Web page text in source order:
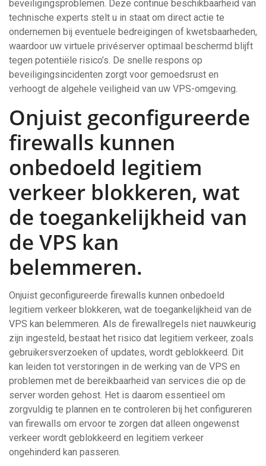
beveiligingsproblemen. Deze continue beschikbaarheid van
technische experts stelt u in staat om direct actie te
ondernemen bij eventuele bedreigingen of kwetsbaarheden,
waardoor uw virtuele privéserver optimaal beschermd blijft
tegen potentiële risico’s. De snelle respons op
beveiligingsincidenten zorgt voor gemoedsrust en
verhoogt de algehele veiligheid van uw VPS-omgeving.
Onjuist geconfigureerde
firewalls kunnen
onbedoeld legitiem
verkeer blokkeren, wat
de toegankelijkheid van
de VPS kan
belemmeren.
Onjuist geconfigureerde firewalls kunnen onbedoeld
legitiem verkeer blokkeren, wat de toegankelijkheid van de
VPS kan belemmeren. Als de firewallregels niet nauwkeurig
zijn ingesteld, bestaat het risico dat legitiem verkeer, zoals
gebruikersverzoeken of updates, wordt geblokkeerd. Dit
kan leiden tot verstoringen in de werking van de VPS en
problemen met de bereikbaarheid van services die op de
server worden gehost. Het is daarom essentieel om
zorgvuldig te plannen en te controleren bij het configureren
van firewalls om ervoor te zorgen dat alleen ongewenst
verkeer wordt geblokkeerd en legitiem verkeer
ongehinderd kan passeren.